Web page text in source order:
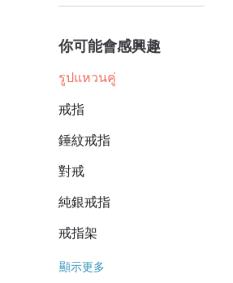
你可能會感興趣
รูปแหวนคู่
戒指
錘紋戒指
對戒
純銀戒指
戒指架
顯示更多